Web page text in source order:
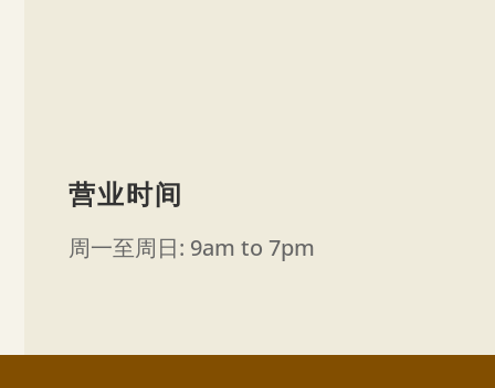
营业时间
周一至周日: 9am to 7pm